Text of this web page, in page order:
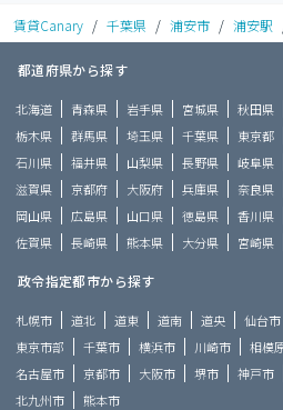
賃貸Canary / 千葉県 / 浦安市 / 浦安駅
都道府県から探す
北海道 青森県 岩手県 宮城県 秋田県
栃木県
群馬県 埼玉県 千葉県 東京都
石川県
福井県 山梨県 長野県 岐阜県
滋賀県
京都府 大阪府 兵庫県 奈良県
岡山県
広島県 山口県 徳島県 香川県
佐賀県
長崎県 熊本県 大分県 宮崎県
政令指定都市から探す
札幌市 道北 道東 道南 道央 仙台市
東京市部
千葉市 横浜市 川崎市 相模
名古屋市
京都市 大阪市 堺市 神戸市
北九州市
熊本市